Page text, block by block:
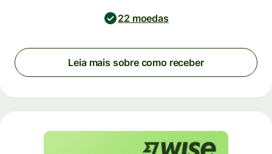
22 moedas
Leia mais sobre como receber